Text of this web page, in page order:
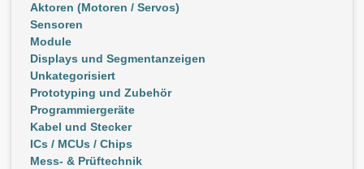
Aktoren (Motoren / Servos)
Sensoren
Module
Displays und Segmentanzeigen
Unkategorisiert
Prototyping und Zubehör
Programmiergeräte
Kabel und Stecker
ICs / MCUs / Chips
Mess- & Prüftechnik